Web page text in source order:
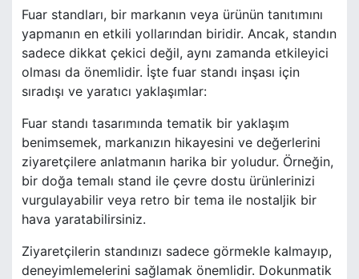
Fuar standları, bir markanın veya ürünün tanıtımını
yapmanın en etkili yollarından biridir. Ancak, standın
sadece dikkat çekici değil, aynı zamanda etkileyici
olması da önemlidir. İşte fuar standı inşası için
sıradışı ve yaratıcı yaklaşımlar:
Fuar standı tasarımında tematik bir yaklaşım
benimsemek, markanızın hikayesini ve değerlerini
ziyaretçilere anlatmanın harika bir yoludur. Örneğin,
bir doğa temalı stand ile çevre dostu ürünlerinizi
vurgulayabilir veya retro bir tema ile nostaljik bir
hava yaratabilirsiniz.
Ziyaretçilerin standınızı sadece görmekle kalmayıp,
deneyimlemelerini sağlamak önemlidir. Dokunmatik